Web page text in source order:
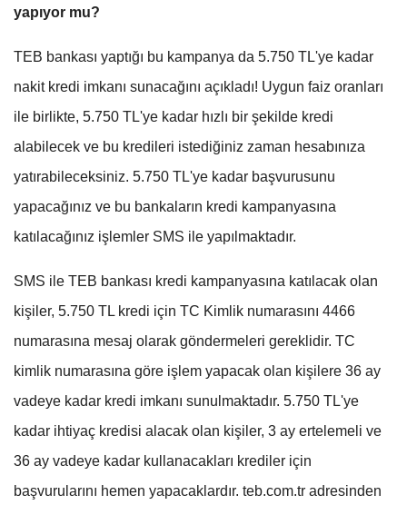
yapıyor mu?
TEB bankası yaptığı bu kampanya da 5.750 TL'ye kadar
nakit kredi imkanı sunacağını açıkladı! Uygun faiz oranları
ile birlikte, 5.750 TL'ye kadar hızlı bir şekilde kredi
alabilecek ve bu kredileri istediğiniz zaman hesabınıza
yatırabileceksiniz. 5.750 TL'ye kadar başvurusunu
yapacağınız ve bu bankaların kredi kampanyasına
katılacağınız işlemler SMS ile yapılmaktadır.
SMS ile TEB bankası kredi kampanyasına katılacak olan
kişiler, 5.750 TL kredi için TC Kimlik numarasını 4466
numarasına mesaj olarak göndermeleri gereklidir. TC
kimlik numarasına göre işlem yapacak olan kişilere 36 ay
vadeye kadar kredi imkanı sunulmaktadır. 5.750 TL'ye
kadar ihtiyaç kredisi alacak olan kişiler, 3 ay ertelemeli ve
36 ay vadeye kadar kullanacakları krediler için
başvurularını hemen yapacaklardır. teb.com.tr adresinden